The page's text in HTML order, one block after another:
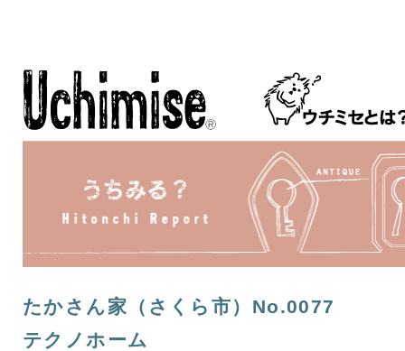
たかさん家（さくら市）No.0077
テクノホーム